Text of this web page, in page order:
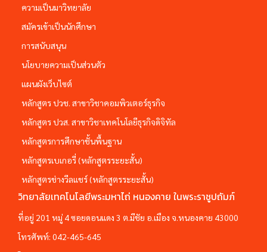
ความเป็นมาวิทยาลัย
สมัครเข้าเป็นนักศึกษา
การสนับสนุน
นโยบายความเป็นส่วนตัว
แผนผังเว็บไซต์
หลักสูตร ปวช. สาขาวิชาคอมพิวเตอร์ธุรกิจ
หลักสูตร ปวส. สาขาวิชาเทคโนโลยีธุรกิจดิจิทัล
หลักสูตรการศึกษาชั้นพื้นฐาน
หลักสูตรเบเกอรี่ (หลักสูตรระยะสั้น)
หลักสูตรช่างวีลแชร์ (หลักสูตรระยะสั้น)
วิทยาลัยเทคโนโลยีพระมหาไถ่ หนองคาย ในพระราชูปถัมภ์
ที่อยู่ 201 หมู่ 4 ซอยดอนแดง 3 ต.มีชัย อ.เมือง จ.หนองคาย 43000
โทรศัพท์: 042-465-645